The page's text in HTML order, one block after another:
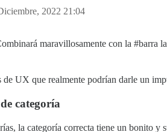
2022 21:04
maravillosamente con la #barra
UX que realmente podrían darle un
categoría
la categoría correcta tiene un bonito y